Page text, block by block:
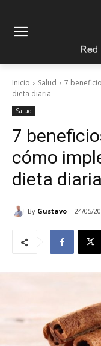
Inicio Salud
7
dieta diaria
Salud
7
cómo
dieta diaria
By Gustavo 24/05/